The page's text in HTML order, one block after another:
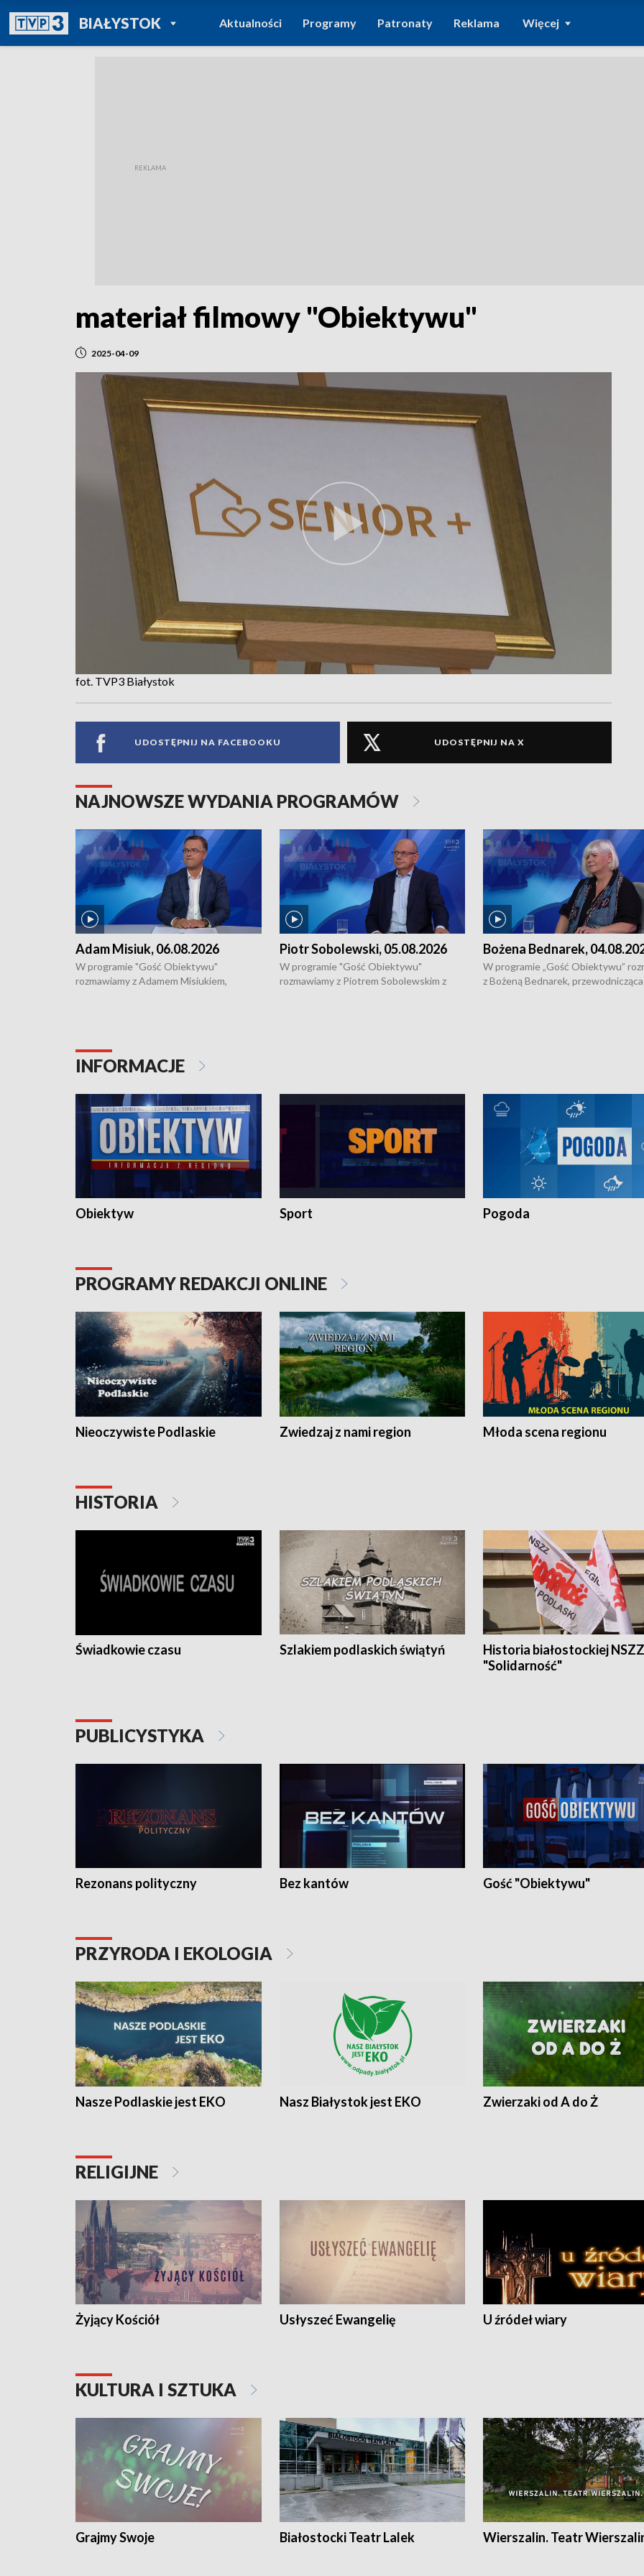
BIAŁYSTOKPOWRÓT DO
TVP REGIONY
Aktualności Programy Patronaty Reklama Więcej
materiał filmowy "Obiektywu"
2025-04-09
fot. TVP3 Białystok
UDOSTĘPNIJ NA FACEBOOKU UDOSTĘPNIJ NA X
NAJNOWSZE WYDANIA PROGRAMÓW
Adam Misiuk, 06.08.2026
W programie "Gość Obiektywu"
rozmawiamy z Adamem Misiukiem,
Piotr Sobolewski, 05.08.2026
W programie "Gość Obiektywu"
rozmawiamy z Piotrem Sobolewskim z
Bożena Bednarek,
W programie „Gość Obiektywu”
z Bożeną Bednarek, przewodnicząca
INFORMACJE
Obiektyw Sport Pogoda
PROGRAMY REDAKCJI ONLINE
Nieoczywiste Podlaskie Zwiedzaj z nami region Młoda scena regionu
HISTORIA
Świadkowie czasu Szlakiem podlaskich świątyń
Historia białostockiej NSZZ
"Solidarność"
PUBLICYSTYKA
Rezonans polityczny Bez kantów Gość "Obiektywu"
PRZYRODA I EKOLOGIA
Nasze Podlaskie jest EKO Nasz Białystok jest EKO Zwierzaki od A do Ż
RELIGIJNE
Żyjący Kościół Usłyszeć Ewangelię U źródeł wiary
KULTURA I SZTUKA
Grajmy Swoje Białostocki Teatr Lalek Wierszalin. Teatr